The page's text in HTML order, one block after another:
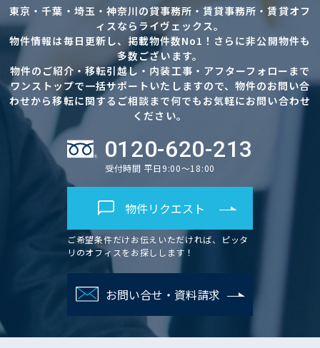
東京・千葉・埼玉・神奈川の貸事務所・賃貸事務所・賃貸オフ
ィスならライヴェックス。
物件情報は毎日更新し、掲載物件数No1！さらに非公開物件も
多数ございます。
物件のご紹介・移転引越し・内装工事・アフターフォローまで
ワンストップで一括サポートいたしますので、物件のお問い合
わせから移転に関するご相談まで何でもお気軽にお問い合わせ
ください。
0120-620-213
受付時間 平日9:00～18:00
物件リクエスト
ご希望条件だけお伝えいただければ、ピッタ
リのオフィスをお探しします！
お問い合せ・資料請求